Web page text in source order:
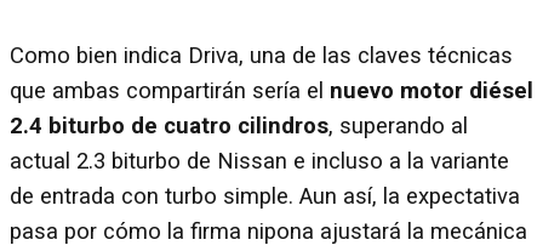
Como bien indica Driva, una de las claves técnicas
que ambas compartirán sería el nuevo motor diésel
2.4 biturbo de cuatro cilindros, superando al
actual 2.3 biturbo de Nissan e incluso a la variante
de entrada con turbo simple. Aun así, la expectativa
pasa por cómo la firma nipona ajustará la mecánica